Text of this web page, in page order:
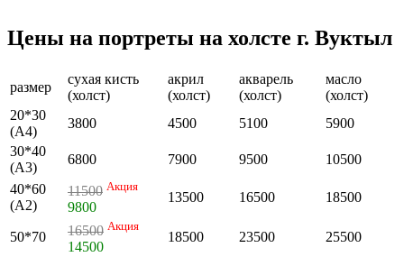
Цены на портреты на холсте г. Вуктыл
размер
сухая кисть
(холст)
акрил
(холст)
акварель
(холст)
масло
(холст)
20*30
(А4)
3800 4500 5100
5900
30*40
(А3)
6800 7900 9500
10500
40*60
(А2)
11500 Акция
9800
13500 16500 18500
50*70 16500 Акция
14500
18500 23500 25500